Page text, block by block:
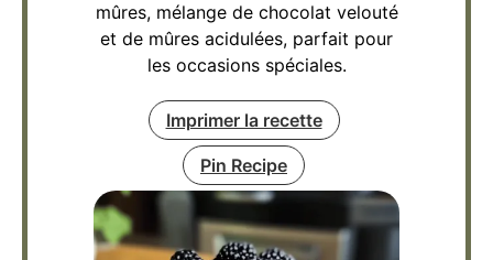
mûres, mélange de chocolat velouté
et de mûres acidulées, parfait pour
les occasions spéciales.
Imprimer la recette
Pin Recipe